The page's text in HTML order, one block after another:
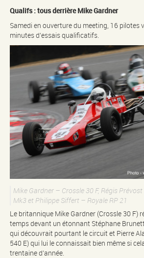
Qualifs : tous derrière Mike Gardner
Samedi en ouverture du meeting, 16 pilotes
minutes d’essais qualificatifs.
Mike Gardner – Crossle 30 F, Régis
Mk3 et Philippe Siffert – Royale RP 21
Le britannique Mike Gardner (Crossle 30 F)
temps devant un étonnant Stéphane
qui découvrait pourtant le circuit et Pierre
540 E) qui lui le connaissait bien même si
trentaine d’année.